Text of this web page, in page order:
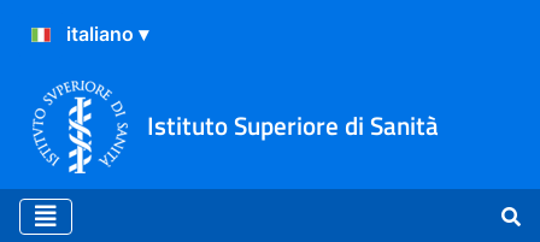
Istituto Superiore di Sanità